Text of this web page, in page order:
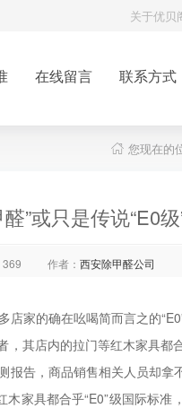
关于优贝
在线留言 联系方式
您现在的
”或只是传说“E0级
369 作者： 西安除甲醛公司
家的确在吆喝简而言之的
其店内的拉门等红木家具都
报告，商品销售相关人员却拿
家具都合乎“E0”级国际标准